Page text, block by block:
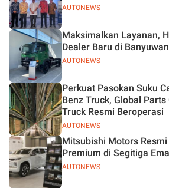
AUTONEWS
AUTONEWS
Maksimalkan Layanan,
Dealer Baru di
AUTONEWS
Perkuat Pasokan Suku
Benz Truck, Global
Truck Resmi Beroperasi
AUTONEWS
Mitsubishi Motors
Premium di Segitiga